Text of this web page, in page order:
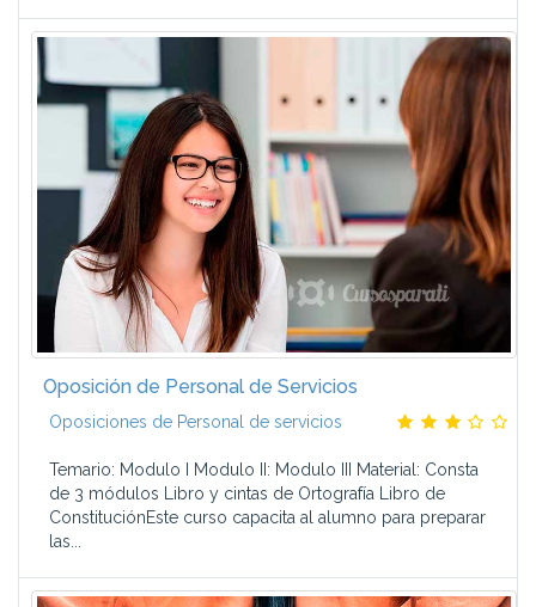
Oposición de Personal de Servicios
Oposiciones de Personal de servicios
Temario: Modulo I Modulo II: Modulo III Material: Consta
de 3 módulos Libro y cintas de Ortografía Libro de
ConstituciónEste curso capacita al alumno para preparar
las...